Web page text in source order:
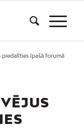
piedalīties īpašā forumā